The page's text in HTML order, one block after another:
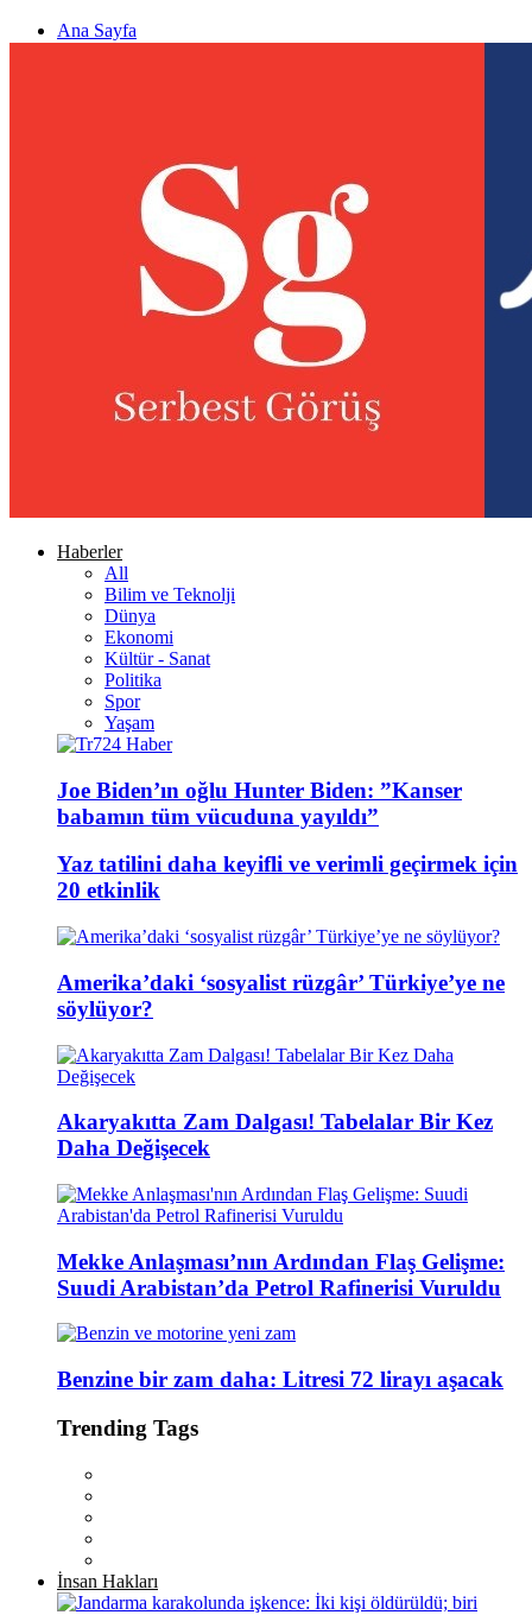
Ana Sayfa
Haberler
All
Bilim ve Teknolji
Dünya
Ekonomi
Kültür - Sanat
Politika
Spor
Yaşam
Joe Biden’ın oğlu Hunter Biden: ”Kanser
babamın tüm vücuduna yayıldı”
Yaz tatilini daha keyifli ve verimli geçirmek için
20 etkinlik
Amerika’daki ‘sosyalist rüzgâr’ Türkiye’ye ne
söylüyor?
Akaryakıtta Zam Dalgası! Tabelalar Bir Kez
Daha Değişecek
Mekke Anlaşması’nın Ardından Flaş Gelişme:
Suudi Arabistan’da Petrol Rafinerisi Vuruldu
Benzine bir zam daha: Litresi 72 lirayı aşacak
Trending Tags
İnsan Hakları